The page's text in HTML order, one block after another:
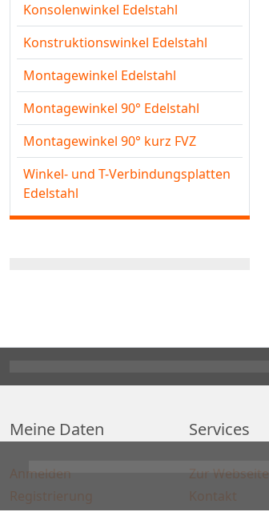
Konsolenwinkel Edelstahl
Konstruktionswinkel Edelstahl
Montagewinkel Edelstahl
Montagewinkel 90° Edelstahl
Montagewinkel 90° kurz FVZ
Winkel- und T-Verbindungsplatten
Edelstahl
Meine Daten
Anmelden
Registrierung
Services
Zur Webseite
Kontakt